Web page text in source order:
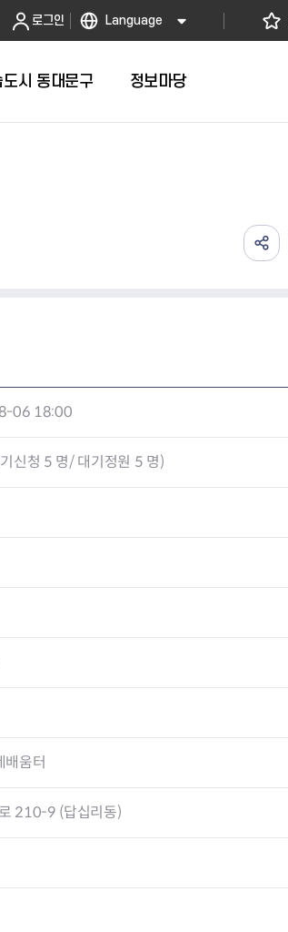
로그인 Language
시 동대문구 정보마당
06 18:00
신청 5 명/ 대기정원 5 명)
배움터
210-9 (답십리동)